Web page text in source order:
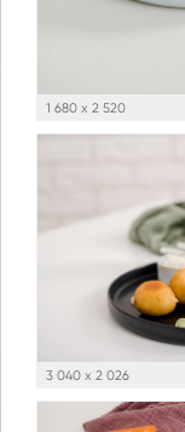
1 680 x 2 520
3 040 x 2 026